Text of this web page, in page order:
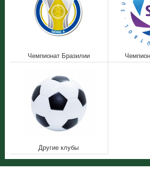
Чемпионат Бразилии
Другие клубы